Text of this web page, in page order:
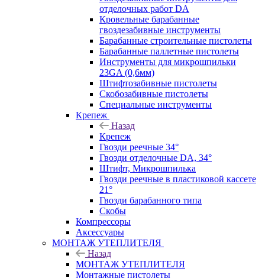
отделочных работ DA
Кровельные барабанные
гвоздезабивные инструменты
Барабанные строительные пистолеты
Барабанные паллетные пистолеты
Инструменты для микрошпильки
23GA (0,6мм)
Штифтозабивные пистолеты
Скобозабивные пистолеты
Специальные инструменты
Крепеж
Назад
Крепеж
Гвозди реечные 34°
Гвозди отделочные DA, 34°
Штифт, Микрошпилька
Гвозди реечные в пластиковой кассете
21°
Гвозди барабанного типа
Скобы
Компрессоры
Аксессуары
МОНТАЖ УТЕПЛИТЕЛЯ
Назад
МОНТАЖ УТЕПЛИТЕЛЯ
Монтажные пистолеты